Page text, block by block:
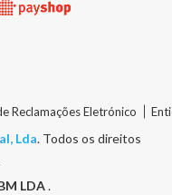
Reclamações Eletrónico
Lda. Todos os direitos
LDA .